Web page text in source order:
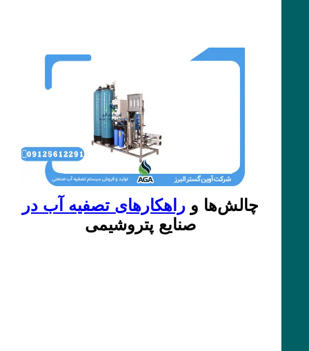
چالش‌ها و راهکارهای تصفیه آب در
صنایع پتروشیمی